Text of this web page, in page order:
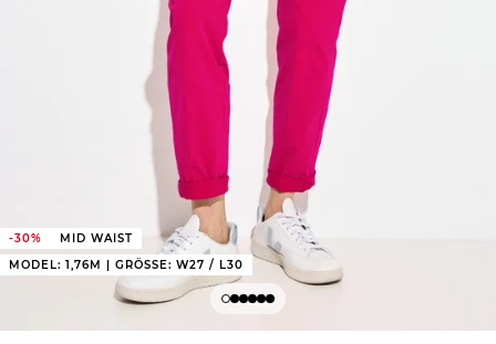
-30%
MID WAIST
MODEL: 1,76M | GRÖSSE: W27 / L30